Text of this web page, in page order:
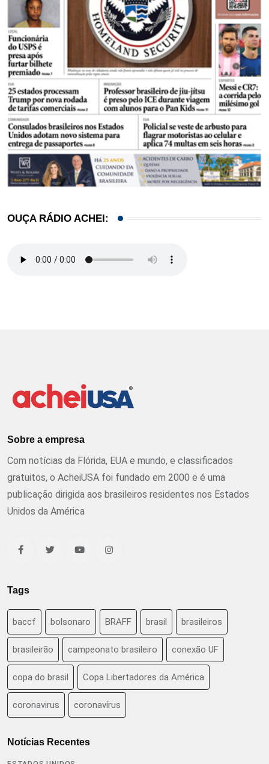
OUÇA RÁDIO ACHEI:
Sobre a empresa
Com notícias da Flórida, EUA e mundo, e classificados
gratuitos, o AcheiUSA foi fundado em 2000 e é uma
publicação dirigida aos brasileiros residentes nos Estados
Unidos da América
Tags
baccf bolsonaro BRAFF brasil brasileiros
brasileirão campeonato brasileiro conexão UF
copa do brasil Copa Libertadores da América
coronavirus coronavírus
Notícias Recentes